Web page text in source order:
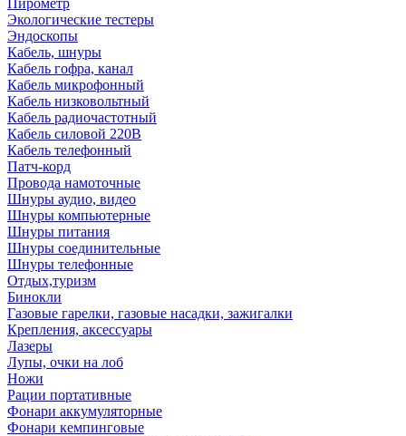
Пирометр
Экологические тестеры
Эндоскопы
Кабель, шнуры
Кабель гофра, канал
Кабель микрофонный
Кабель низковольтный
Кабель радиочастотный
Кабель силовой 220В
Кабель телефонный
Патч-корд
Провода намоточные
Шнуры аудио, видео
Шнуры компьютерные
Шнуры питания
Шнуры соединительные
Шнуры телефонные
Отдых,туризм
Бинокли
Газовые гарелки, газовые насадки, зажигалки
Крепления, аксессуары
Лазеры
Лупы, очки на лоб
Ножи
Рации портативные
Фонари аккумуляторные
Фонари кемпинговые